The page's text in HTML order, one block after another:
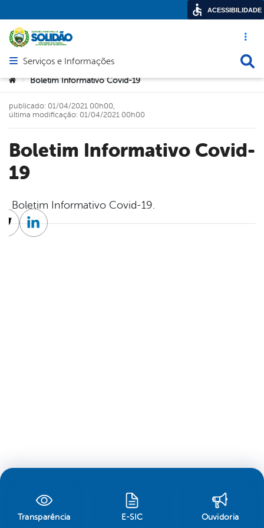
Acesso
Abrir menu principal de navegação
Serviços e Informações
Você está aqui:
> Boletim Informativo Covid-19
Boletim Informativo Covid-
19
publicado: 01/04/2021 00h00,
última modificação: 01/04/2021 00h00
Boletim Informativo Covid-19.
TwitterLinkedin
Transparência E-SIC Ouvidoria
ACESSIBILIDADE